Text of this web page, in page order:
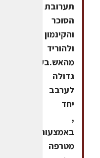
תערובת
הסוכר
והקינמון
ולהוריד
מהאש.בקערה
גדולה
לערבב
יחד
,
באמצעות
מטרפה